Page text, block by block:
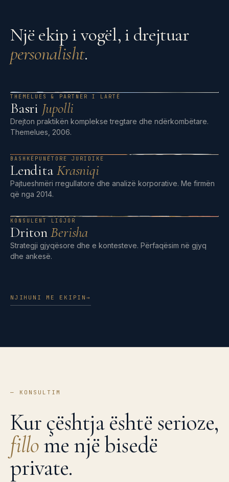
Një ekip i vogël, i drejtuar
personalisht.
THEMELUES & PARTNER I LARTË
Basri Jupolli
Drejton praktikën komplekse tregtare dhe ndërkombëtare.
Themelues, 2006.
BASHKËPUNËTORE JURIDIKE
LenditaKrasniqi
Pajtueshmëri rregullatore dhe analizë korporative. Me firmën
që nga 2014.
KONSULENT LIGJOR
DritonBerisha
Strategji gjyqësore dhe e kontesteve. Përfaqësim në gjyq
dhe ankesë.
NJIHUNI ME EKIPIN →
— KONSULTIM
Kur çështja është serioze,
fillome një bisedë
private.